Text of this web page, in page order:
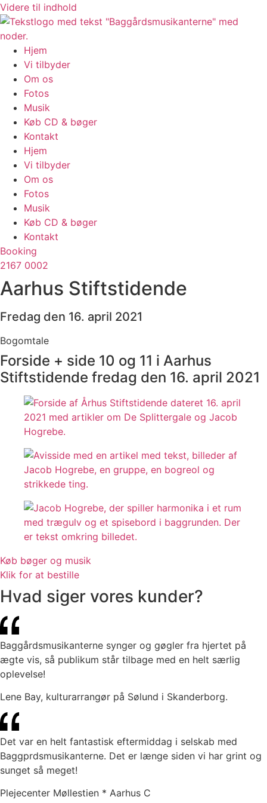
Videre til indhold
Hjem
Vi tilbyder
Om os
Fotos
Musik
Køb CD & bøger
Kontakt
Hjem
Vi tilbyder
Om os
Fotos
Musik
Køb CD & bøger
Kontakt
Booking
2167 0002
Aarhus Stiftstidende
Fredag den 16. april 2021
Bogomtale
Forside + side 10 og 11 i Aarhus
Stiftstidende fredag den 16. april 2021
Køb bøger og musik
Klik for at bestille
Hvad siger vores kunder?
Baggårdsmusikanterne synger og gøgler fra hjertet på
ægte vis, så publikum står tilbage med en helt særlig
oplevelse!
Lene Bay, kulturarrangør på Sølund i Skanderborg.
Det var en helt fantastisk eftermiddag i selskab med
Baggprdsmusikanterne. Det er længe siden vi har grint og
sunget så meget!
Plejecenter Møllestien * Aarhus C